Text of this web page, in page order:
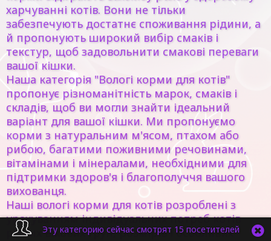
харчуванні котів. Вони не тільки
забезпечують достатнє споживання рідини, а
й пропонують широкий вибір смаків і
текстур, щоб задовольнити смакові переваги
вашої кішки.
Наша категорія "Вологі корми для котів"
пропонує різноманітність марок, смаків і
складів, щоб ви могли знайти ідеальний
варіант для вашої кішки. Ми пропонуємо
корми з натуральним м'ясом, птахом або
рибою, багатими поживними речовинами,
вітамінами і мінералами, необхідними для
підтримки здоров'я і благополуччя вашого
вихованця.
Наші вологі корми для котів розроблені з
урахуванням індивідуальних потреб котів
різних вікових груп, розмірів і особливих
Эту категорию сейчас смотрят 15 посетителей